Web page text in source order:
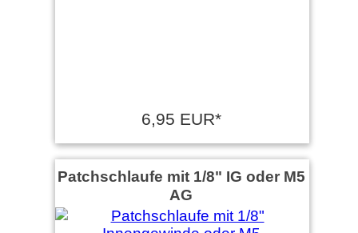
6,95 EUR*
Patchschlaufe mit 1/8" IG oder M5
AG